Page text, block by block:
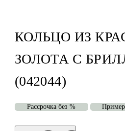
КОЛЬЦО ИЗ
ЗОЛОТА С
(042044)
Рассрочка без %